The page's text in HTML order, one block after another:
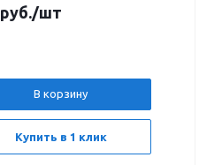
руб./шт
В корзину
Купить в 1 клик